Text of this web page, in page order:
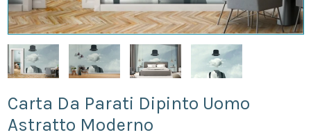
Carta Da Parati Dipinto Uomo
Astratto Moderno